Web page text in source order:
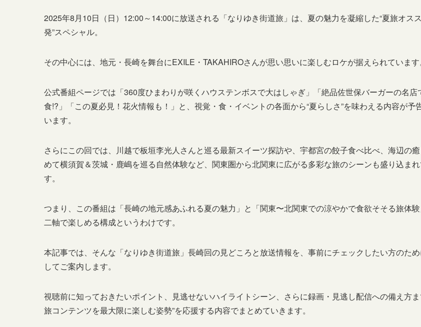
2025年8月10日（日）12:00～14:00に放送される「なりゆき街道旅」は、夏の魅力を凝縮した“夏旅オス
発”スペシャル。
その中心には、地元・長崎を舞台にEXILE・TAKAHIROさんが思い思いに楽しむロケが据えられています
公式番組ページでは「360度ひまわりが咲くハウステンボスで大はしゃぎ」「絶品佐世保バーガーの名店
食!?」「この夏必見！花火情報も！」と、視覚・食・イベントの各面から“夏らしさ”を味わえる内容が予
います。
さらにこの回では、川越で板垣李光人さんと巡る最新スイーツ探訪や、宇都宮の餃子食べ比べ、海辺の
めて横須賀＆茨城・鹿嶋を巡る自然体験など、関東圏から北関東に広がる多彩な旅のシーンも盛り込まれ
す。
つまり、この番組は「長崎の地元感あふれる夏の魅力」と「関東〜北関東での涼やかで食欲そそる旅体験
二軸で楽しめる構成というわけです。
本記事では、そんな「なりゆき街道旅」長崎回の見どころと放送情報を、事前にチェックしたい方のた
してご案内します。
視聴前に知っておきたいポイント、見逃せないハイライトシーン、さらに録画・見逃し配信への備え方ま
旅コンテンツを最大限に楽しむ姿勢”を応援する内容でまとめていきます。